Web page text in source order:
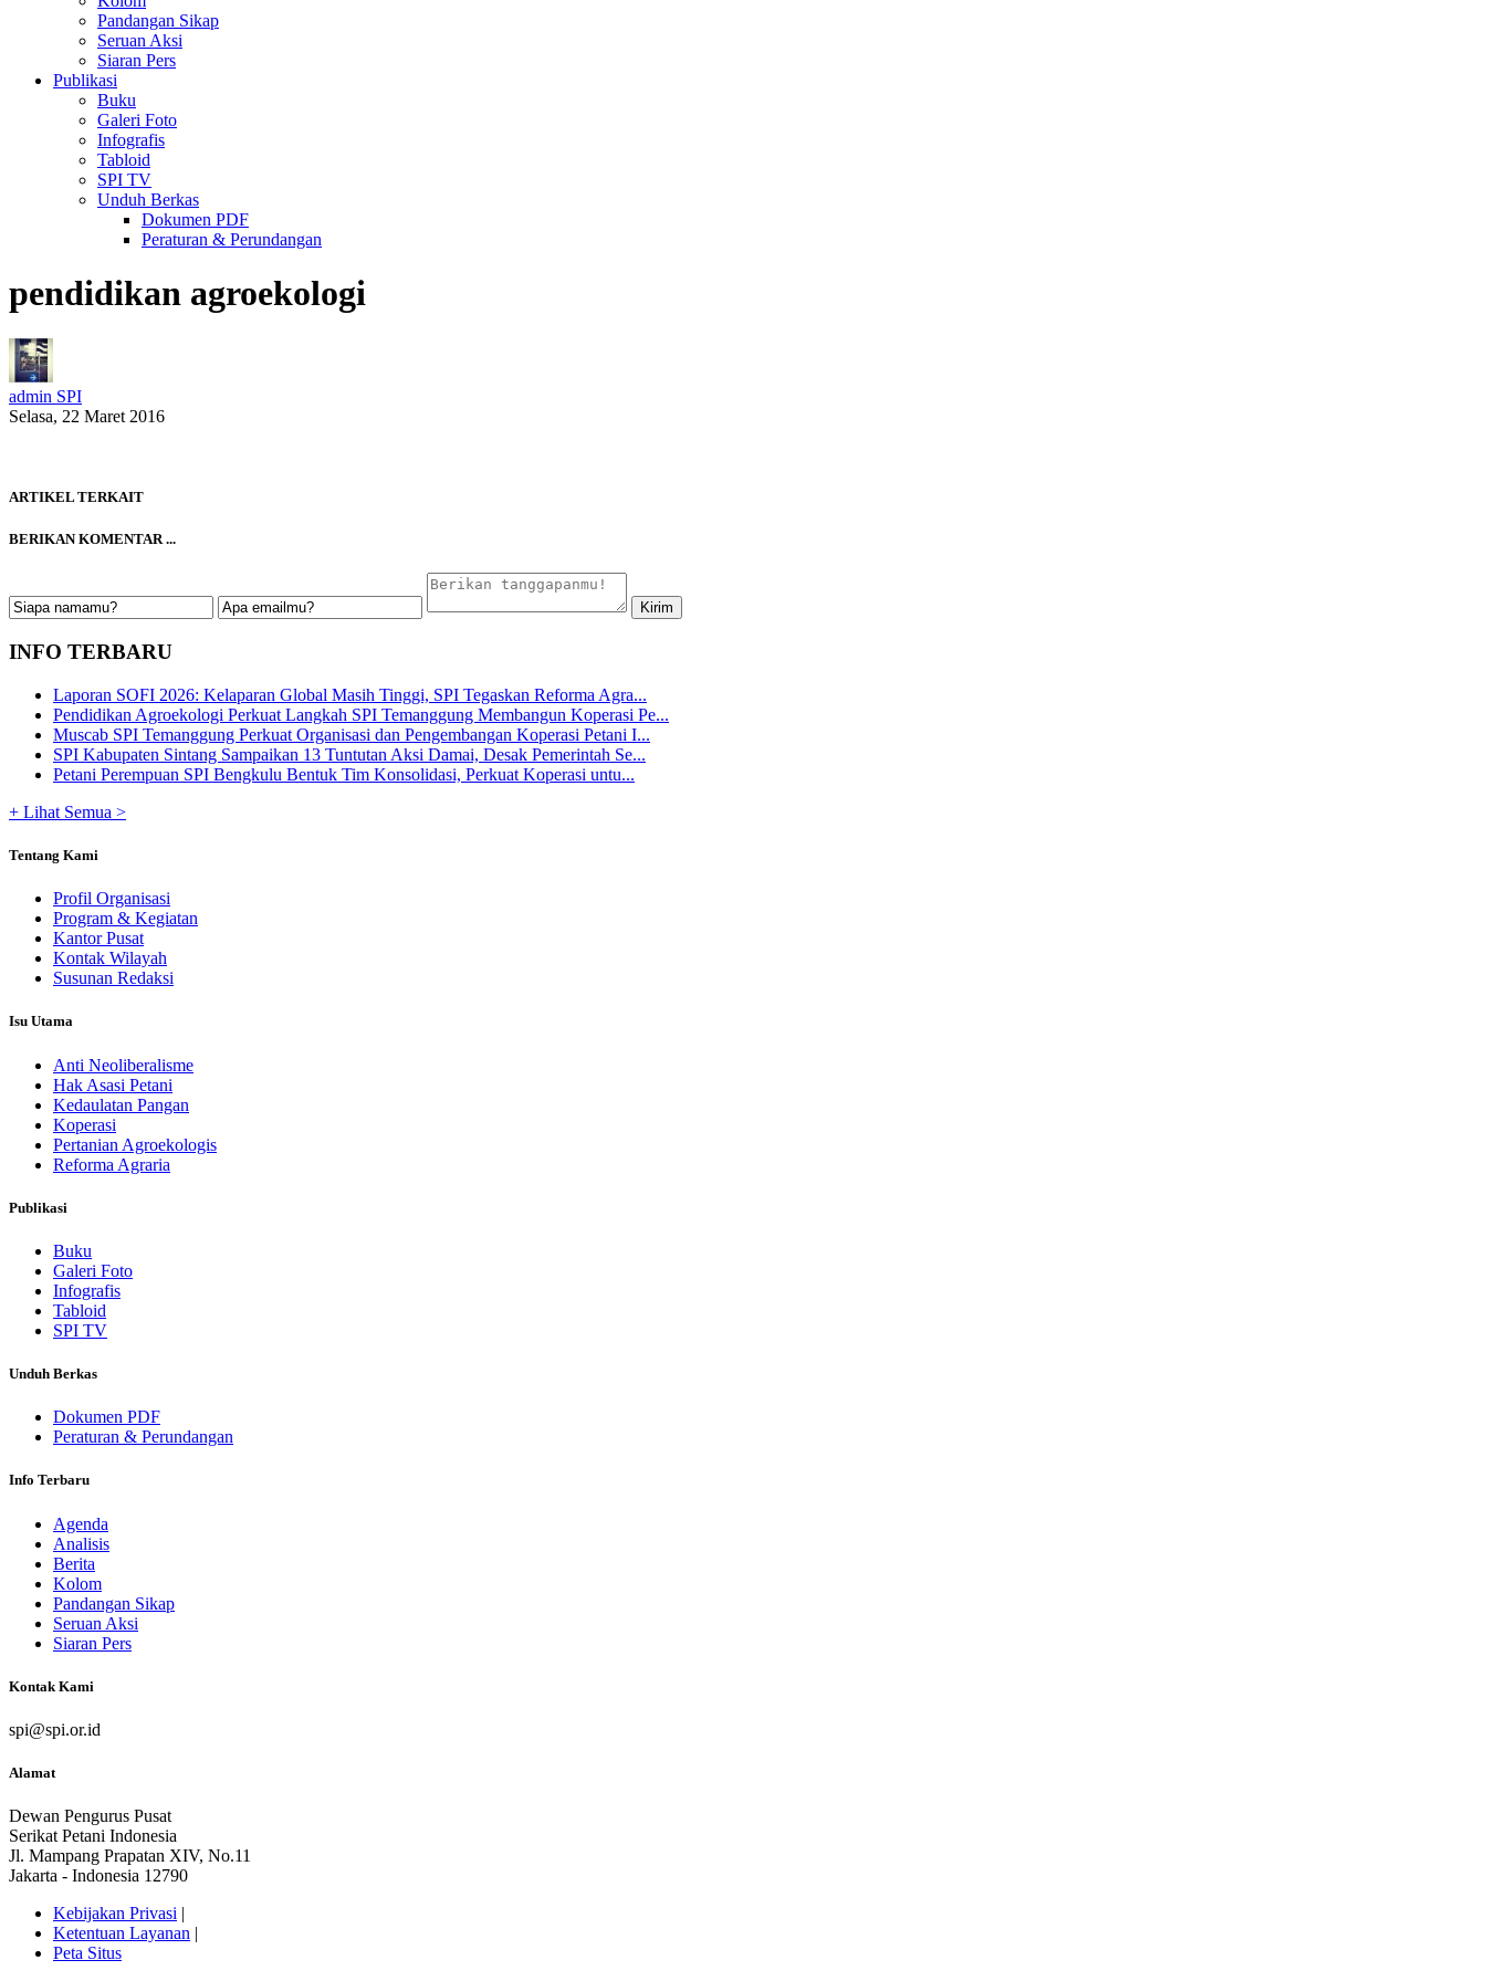
Pandangan Sikap
Seruan Aksi
Siaran Pers
Publikasi
Buku
Galeri Foto
Infografis
Tabloid
SPI TV
Unduh Berkas
Dokumen PDF
Peraturan & Perundangan
pendidikan agroekologi
admin SPI
Selasa, 22 Maret 2016
ARTIKEL TERKAIT
BERIKAN KOMENTAR ...
INFO TERBARU
Laporan SOFI 2026: Kelaparan Global Masih Tinggi, SPI Tegaskan Reforma Agra...
Pendidikan Agroekologi Perkuat Langkah SPI Temanggung Membangun Koperasi Pe...
Muscab SPI Temanggung Perkuat Organisasi dan Pengembangan Koperasi Petani I...
SPI Kabupaten Sintang Sampaikan 13 Tuntutan Aksi Damai, Desak Pemerintah Se...
Petani Perempuan SPI Bengkulu Bentuk Tim Konsolidasi, Perkuat Koperasi untu...
+ Lihat Semua >
Tentang Kami
Profil Organisasi
Program & Kegiatan
Kantor Pusat
Kontak Wilayah
Susunan Redaksi
Isu Utama
Anti Neoliberalisme
Hak Asasi Petani
Kedaulatan Pangan
Koperasi
Pertanian Agroekologis
Reforma Agraria
Publikasi
Buku
Galeri Foto
Infografis
Tabloid
SPI TV
Unduh Berkas
Dokumen PDF
Peraturan & Perundangan
Info Terbaru
Agenda
Analisis
Berita
Kolom
Pandangan Sikap
Seruan Aksi
Siaran Pers
Kontak Kami
spi@spi.or.id
Alamat
Dewan Pengurus Pusat
Serikat Petani Indonesia
Jl. Mampang Prapatan XIV, No.11
Jakarta - Indonesia 12790
Kebijakan Privasi |
Ketentuan Layanan |
Peta Situs